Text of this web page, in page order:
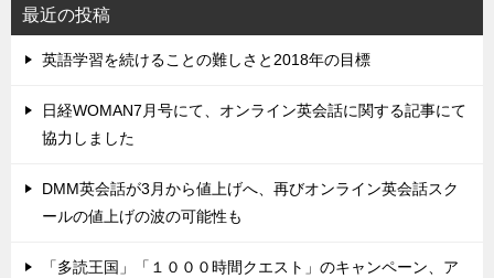
最近の投稿
英語学習を続けることの難しさと2018年の目標
日経WOMAN7月号にて、オンライン英会話に関する記事にて
協力しました
DMM英会話が3月から値上げへ、再びオンライン英会話スク
ールの値上げの波の可能性も
「多読王国」「１０００時間クエスト」のキャンペーン、ア